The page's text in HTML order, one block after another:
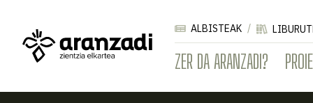
ZER DA ARANZADI?
ALBISTEAK